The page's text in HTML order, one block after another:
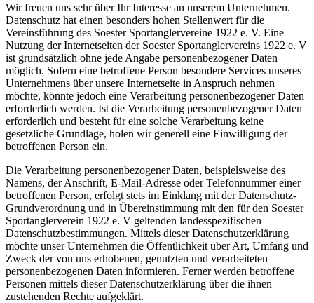
Wir freuen uns sehr über Ihr Interesse an unserem Unternehmen.
Datenschutz hat einen besonders hohen Stellenwert für die
Vereinsführung des Soester Sportanglervereine 1922 e. V. Eine
Nutzung der Internetseiten der Soester Sportanglervereins 1922 e. V
ist grundsätzlich ohne jede Angabe personenbezogener Daten
möglich. Sofern eine betroffene Person besondere Services unseres
Unternehmens über unsere Internetseite in Anspruch nehmen
möchte, könnte jedoch eine Verarbeitung personenbezogener Daten
erforderlich werden. Ist die Verarbeitung personenbezogener Daten
erforderlich und besteht für eine solche Verarbeitung keine
gesetzliche Grundlage, holen wir generell eine Einwilligung der
betroffenen Person ein.
Die Verarbeitung personenbezogener Daten, beispielsweise des
Namens, der Anschrift, E-Mail-Adresse oder Telefonnummer einer
betroffenen Person, erfolgt stets im Einklang mit der Datenschutz-
Grundverordnung und in Übereinstimmung mit den für den Soester
Sportanglerverein 1922 e. V geltenden landesspezifischen
Datenschutzbestimmungen. Mittels dieser Datenschutzerklärung
möchte unser Unternehmen die Öffentlichkeit über Art, Umfang und
Zweck der von uns erhobenen, genutzten und verarbeiteten
personenbezogenen Daten informieren. Ferner werden betroffene
Personen mittels dieser Datenschutzerklärung über die ihnen
zustehenden Rechte aufgeklärt.